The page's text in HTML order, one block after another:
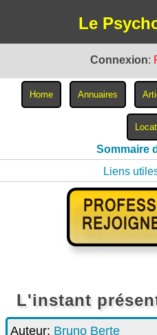
Le
Connexion:
Sommaire
Liens
L'instant
Auteur: Bruno Berte